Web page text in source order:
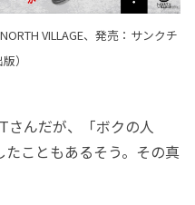
VILLAGE、発売：サンクチ
）
さんだが、「ボクの人
こともあるそう。その真